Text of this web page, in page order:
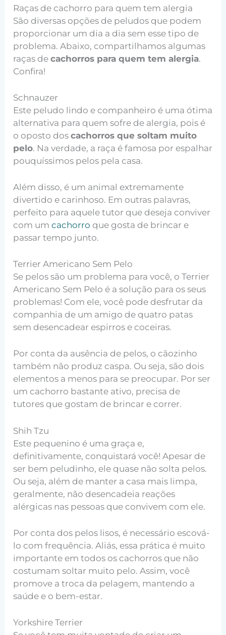
Raças de cachorro para quem tem alergia
São diversas opções de peludos que podem
proporcionar um dia a dia sem esse tipo de
problema. Abaixo, compartilhamos algumas
raças decachorros para quem tem alergia.
Confira!
Schnauzer
Este peludo lindo e companheiro é uma ótima
alternativa para quem sofre de alergia, pois é
o oposto doscachorros que soltam muito
pelo. Na verdade, a raça é famosa por espalhar
pouquíssimos pelos pela casa.
Além disso, é um animal extremamente
divertido e carinhoso. Em outras palavras,
perfeito para aquele tutor que deseja conviver
com umcachorro que gosta de brincar e
passar tempo junto.
Terrier Americano Sem Pelo
Se pelos são um problema para você, o Terrier
Americano Sem Pelo é a solução para os seus
problemas! Com ele, você pode desfrutar da
companhia de um amigo de quatro patas
sem desencadear espirros e coceiras.
Por conta da ausência de pelos, o cãozinho
também não produz caspa. Ou seja, são dois
elementos a menos para se preocupar. Por ser
um cachorro bastante ativo, precisa de
tutores que gostam de brincar e correr.
Shih Tzu
Este pequenino é uma graça e,
definitivamente, conquistará você! Apesar de
ser bem peludinho, ele quase não solta pelos.
Ou seja, além de manter a casa mais limpa,
geralmente, não desencadeia reações
alérgicas nas pessoas que convivem com ele.
Por conta dos pelos lisos, é necessário escová-
lo com frequência. Aliás, essa prática é muito
importante em todos os cachorros que não
costumam soltar muito pelo. Assim, você
promove a troca da pelagem, mantendo a
saúde e o bem-estar.
Yorkshire Terrier